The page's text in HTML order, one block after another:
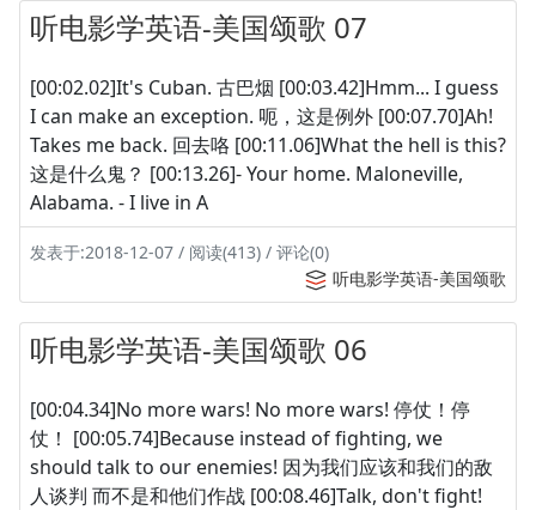
听电影学英语-美国颂歌 07
[00:02.02]It's Cuban. 古巴烟 [00:03.42]Hmm... I guess
I can make an exception. 呃，这是例外 [00:07.70]Ah!
Takes me back. 回去咯 [00:11.06]What the hell is this?
这是什么鬼？ [00:13.26]- Your home. Maloneville,
Alabama. - I live in A
发表于:2018-12-07 / 阅读(413) / 评论(0)
听电影学英语-美国颂歌
听电影学英语-美国颂歌 06
[00:04.34]No more wars! No more wars! 停仗！停
仗！ [00:05.74]Because instead of fighting, we
should talk to our enemies! 因为我们应该和我们的敌
人谈判 而不是和他们作战 [00:08.46]Talk, don't fight!